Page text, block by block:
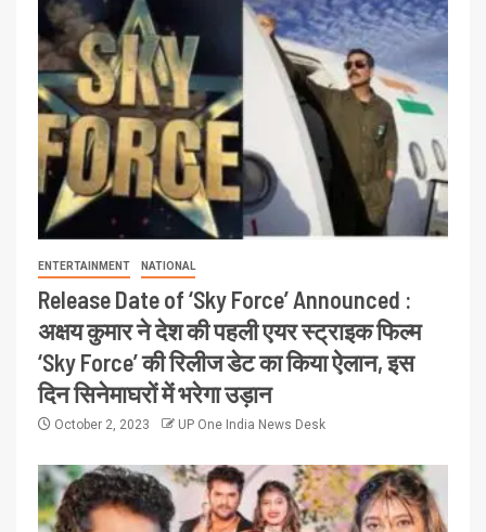
ENTERTAINMENT NATIONAL
Release Date of ‘Sky Force’ Announced :
अक्षय कुमार ने देश की पहली एयर स्ट्राइक फिल्म
‘Sky Force’ की रिलीज डेट का किया ऐलान, इस
दिन सिनेमाघरों में भरेगा उड़ान
October 2, 2023 UP One India News Desk